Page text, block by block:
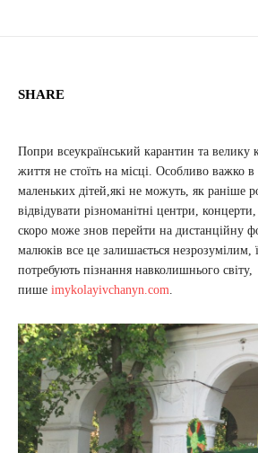
SHARE
Попри всеукраїнський карантин та велику
життя не стоїть на місці. Особливо важко в
маленьких дітей,які не можуть, як раніше
відвідувати різноманітні центри,
скоро може знов перейти на дистанційну
малюків все це залишається незрозумілим,
потребують пізнання навколишнього світу,
пише imykolayivchanyn.com.